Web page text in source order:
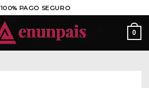
100% PAGO SEGURO
0